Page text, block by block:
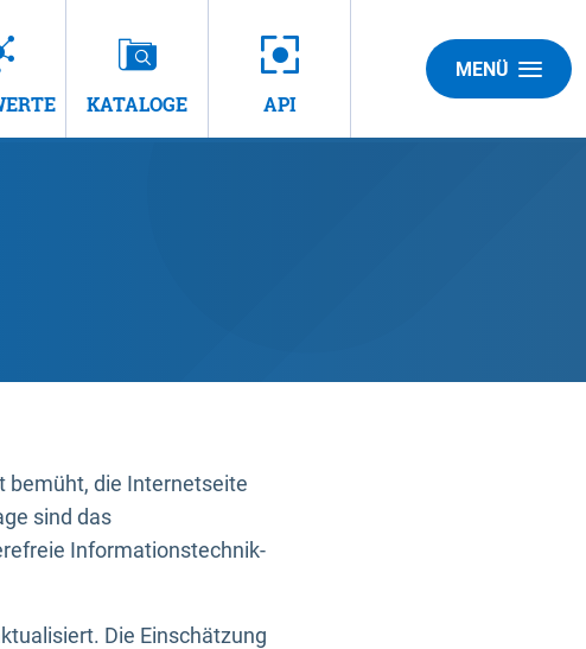
KATALOGE API
MENÜ
bemüht, die Internetseite
sind das
Informationstechnik-
Die Einschätzung